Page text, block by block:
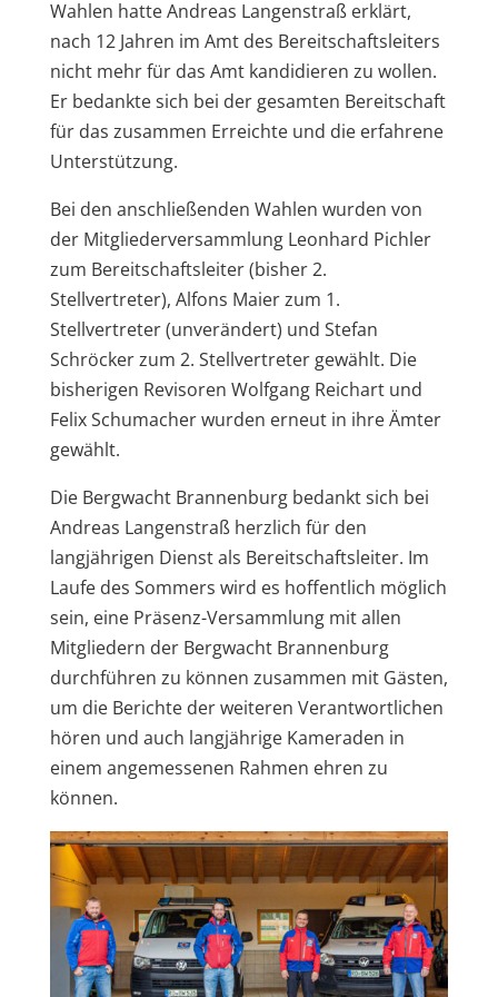
Wahlen hatte Andreas Langenstraß erklärt,
nach 12 Jahren im Amt des Bereitschaftsleiters
nicht mehr für das Amt kandidieren zu wollen.
Er bedankte sich bei der gesamten Bereitschaft
für das zusammen Erreichte und die erfahrene
Unterstützung.
Bei den anschließenden Wahlen wurden von
der Mitgliederversammlung Leonhard Pichler
zum Bereitschaftsleiter (bisher 2.
Stellvertreter), Alfons Maier zum 1.
Stellvertreter (unverändert) und Stefan
Schröcker zum 2. Stellvertreter gewählt. Die
bisherigen Revisoren Wolfgang Reichart und
Felix Schumacher wurden erneut in ihre Ämter
gewählt.
Die Bergwacht Brannenburg bedankt sich bei
Andreas Langenstraß herzlich für den
langjährigen Dienst als Bereitschaftsleiter. Im
Laufe des Sommers wird es hoffentlich möglich
sein, eine Präsenz-Versammlung mit allen
Mitgliedern der Bergwacht Brannenburg
durchführen zu können zusammen mit Gästen,
um die Berichte der weiteren Verantwortlichen
hören und auch langjährige Kameraden in
einem angemessenen Rahmen ehren zu
können.